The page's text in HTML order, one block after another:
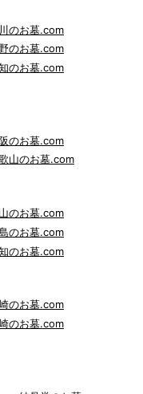
のお墓.com
のお墓.com
のお墓.com
のお墓.com
山のお墓.com
のお墓.com
のお墓.com
のお墓.com
のお墓.com
のお墓.com